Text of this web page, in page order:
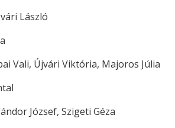
László
Vali, Újvári Viktória, Majoros Júlia
József, Szigeti Géza